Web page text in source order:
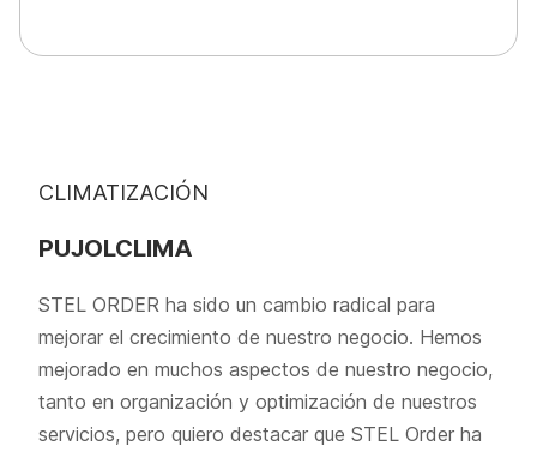
CLIMATIZACIÓN
PUJOLCLIMA
STEL ORDER ha sido un cambio radical para
mejorar el crecimiento de nuestro negocio. Hemos
mejorado en muchos aspectos de nuestro negocio,
tanto en organización y optimización de nuestros
servicios, pero quiero destacar que STEL Order ha